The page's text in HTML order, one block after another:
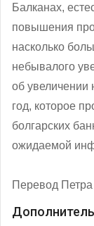
Балканах,
повышения
насколько
небывалого
об увеличении
год, которое
болгарских
ожидаемой
Перевод Петра